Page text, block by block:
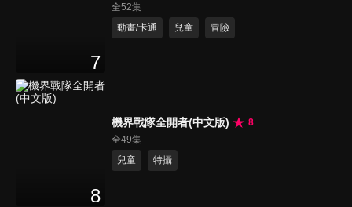
7
全52集
動畫/卡通
兒童 冒險
8
機界戰隊全開者(中文版)
8
全49集
兒童
特攝